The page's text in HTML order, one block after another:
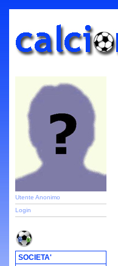
Utente Anonimo
Login
SOCIETA'